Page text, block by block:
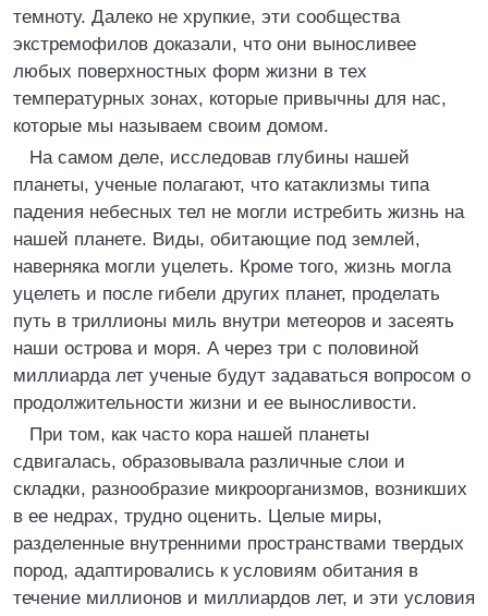
темноту. Далеко не хрупкие, эти сообщества
экстремофилов доказали, что они выносливее
любых поверхностных форм жизни в тех
температурных зонах, которые привычны для нас,
которые мы называем своим домом.
На самом деле, исследовав глубины нашей
планеты, ученые полагают, что катаклизмы типа
падения небесных тел не могли истребить жизнь на
нашей планете. Виды, обитающие под землей,
наверняка могли уцелеть. Кроме того, жизнь могла
уцелеть и после гибели других планет, проделать
путь в триллионы миль внутри метеоров и засеять
наши острова и моря. А через три с половиной
миллиарда лет ученые будут задаваться вопросом о
продолжительности жизни и ее выносливости.
При том, как часто кора нашей планеты
сдвигалась, образовывала различные слои и
складки, разнообразие микроорганизмов, возникших
в ее недрах, трудно оценить. Целые миры,
разделенные внутренними пространствами твердых
пород, адаптировались к условиям обитания в
течение миллионов и миллиардов лет, и эти условия